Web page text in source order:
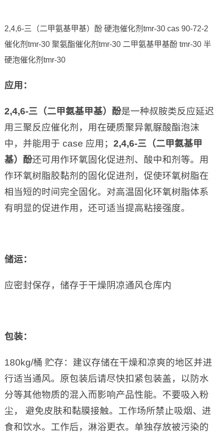
2,4,6-三（二甲氨基甲基）酚 硬泡催化剂tmr-30 cas 90-72-2
催化剂tmr-30 聚氨酯催化剂tmr-30 二甲氨基甲基酚 tmr-30 半
硬泡催化剂tmr-30
应用 ：
2,4,6-三（二甲氨基甲基）酚是一种叔胺类反应延迟
用三聚反应催化剂，用在硬质聚异氰脲酸酯泡沫
中，并能用于 case 应用； 2,4,6-三（二甲氨基甲
基）酚还可用作环氧固化促进剂、酸中和剂等。用
作环氧树脂胶黏剂的固化促进剂，促使环氧树脂在
相当短的时间完全固化。对高温固化环氧树脂体系
有明显的促进作用，还可适当提高粘接强度。
储运：
应密封保存，储存于干燥阴凉通风仓库内
包装：
180kg/桶 贮存：建议存储在干燥和凉爽的地区并进
行适当通风。原包装后请尽快扣紧包装盖，以防水
分等其他物质的混入而影响产品性能。不要吸入粉
尘， 避免皮肤和黏膜接触。工作场所禁止吸烟、进
食和饮水。工作后，淋浴更衣。单独存放被污染的